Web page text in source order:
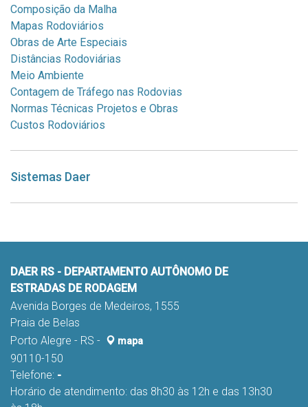
Composição da Malha
Mapas Rodoviários
Obras de Arte Especiais
Distâncias Rodoviárias
Meio Ambiente
Contagem de Tráfego nas Rodovias
Normas Técnicas Projetos e Obras
Custos Rodoviários
Sistemas Daer
DAER RS - DEPARTAMENTO AUTÔNOMO DE
ESTRADAS DE RODAGEM
Avenida Borges de Medeiros, 1555
Praia de Belas
Porto Alegre - RS -
mapa
90110-150
Telefone: -
Horário de atendimento: das 8h30 às 12h e das 13h30